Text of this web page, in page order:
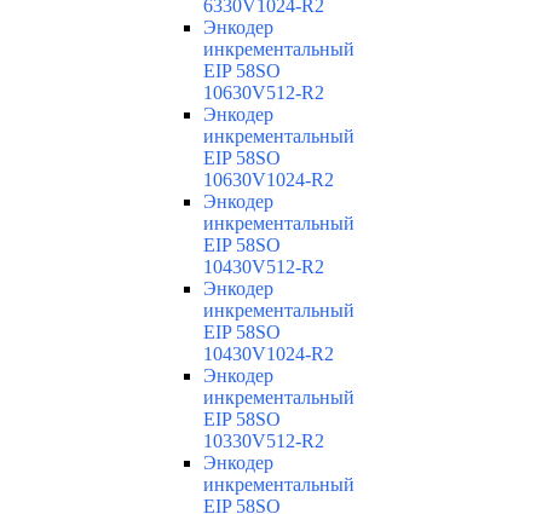
6330V1024-R2
Энкодер
инкрементальный
EIP 58SO
10630V512-R2
Энкодер
инкрементальный
EIP 58SO
10630V1024-R2
Энкодер
инкрементальный
EIP 58SO
10430V512-R2
Энкодер
инкрементальный
EIP 58SO
10430V1024-R2
Энкодер
инкрементальный
EIP 58SO
10330V512-R2
Энкодер
инкрементальный
EIP 58SO